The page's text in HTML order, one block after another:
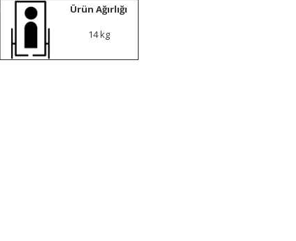
Ürün Ağırlığı
14 kg